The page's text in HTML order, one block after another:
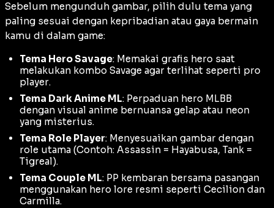
Sebelum mengunduh gambar, pilih dulu tema yang
paling sesuai dengan kepribadian atau gaya bermain
kamu di dalam game:
Tema Hero Savage: Memakai grafis hero saat
melakukan kombo Savage agar terlihat seperti pro
player.
Tema Dark Anime ML: Perpaduan hero MLBB
dengan visual anime bernuansa gelap atau neon
yang misterius.
Tema Role Player: Menyesuaikan gambar dengan
role utama (Contoh: Assassin = Hayabusa, Tank =
Tigreal).
Tema Couple ML: PP kembaran bersama pasangan
menggunakan hero lore resmi seperti Cecilion dan
Carmilla.